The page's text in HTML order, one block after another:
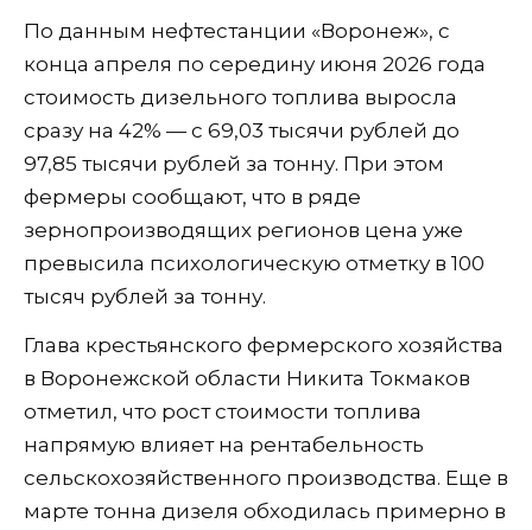
По данным нефтестанции «Воронеж», с
конца апреля по середину июня 2026 года
стоимость дизельного топлива выросла
сразу на 42% — с 69,03 тысячи рублей до
97,85 тысячи рублей за тонну. При этом
фермеры сообщают, что в ряде
зернопроизводящих регионов цена уже
превысила психологическую отметку в 100
тысяч рублей за тонну.
Глава крестьянского фермерского хозяйства
в Воронежской области Никита Токмаков
отметил, что рост стоимости топлива
напрямую влияет на рентабельность
сельскохозяйственного производства. Еще в
марте тонна дизеля обходилась примерно в